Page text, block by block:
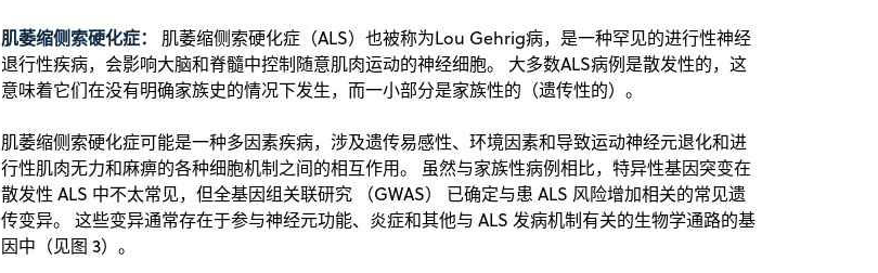
肌萎缩侧索硬化症： 肌萎缩侧索硬化症（ALS）也被称为Lou Gehrig病，是一种罕见的进行性神经
退行性疾病，会影响大脑和脊髓中控制随意肌肉运动的神经细胞。 大多数ALS病例是散发性的，这
意味着它们在没有明确家族史的情况下发生，而一小部分是家族性的（遗传性的）。
肌萎缩侧索硬化症可能是一种多因素疾病，涉及遗传易感性、环境因素和导致运动神经元退化和进
行性肌肉无力和麻痹的各种细胞机制之间的相互作用。 虽然与家族性病例相比，特异性基因突变在
散发性 ALS 中不太常见，但全基因组关联研究 （GWAS） 已确定与患 ALS 风险增加相关的常见遗
传变异。 这些变异通常存在于参与神经元功能、炎症和其他与 ALS 发病机制有关的生物学通路的基
因中（见图 3）。